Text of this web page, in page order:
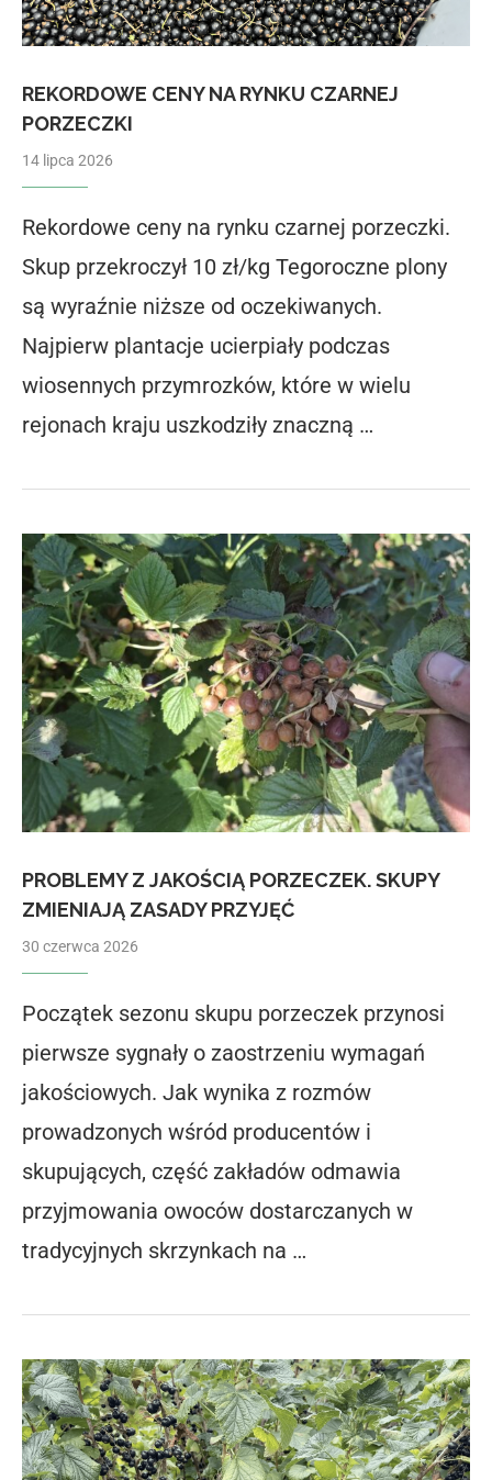
REKORDOWE CENY NA RYNKU CZARNEJ
PORZECZKI
14 lipca 2026
Rekordowe ceny na rynku czarnej porzeczki.
Skup przekroczył 10 zł/kg Tegoroczne plony
są wyraźnie niższe od oczekiwanych.
Najpierw plantacje ucierpiały podczas
wiosennych przymrozków, które w wielu
rejonach kraju uszkodziły znaczną …
PROBLEMY Z JAKOŚCIĄ PORZECZEK. SKUPY
ZMIENIAJĄ ZASADY PRZYJĘĆ
30 czerwca 2026
Początek sezonu skupu porzeczek przynosi
pierwsze sygnały o zaostrzeniu wymagań
jakościowych. Jak wynika z rozmów
prowadzonych wśród producentów i
skupujących, część zakładów odmawia
przyjmowania owoców dostarczanych w
tradycyjnych skrzynkach na …